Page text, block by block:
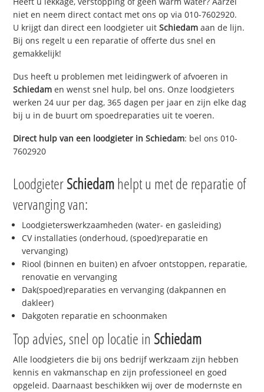
niet en neem direct contact met ons op via 010-7602920.
U krijgt dan direct een loodgieter uitSchiedam aan de lijn.
Bij ons regelt u een reparatie of offerte dus snel en
gemakkelijk!
Dus heeft u problemen met leidingwerk of afvoeren in
Schiedam en wenst snel hulp, bel ons. Onze loodgieters
werken 24 uur per dag, 365 dagen per jaar en zijn elke dag
bij u in de buurt om spoedreparaties uit te voeren.
Direct hulp van een loodgieter inSchiedam: bel ons 010-
7602920
LoodgieterSchiedamhelpt u met de reparatie of
vervanging van:
Loodgieterswerkzaamheden (water- en gasleiding)
CV installaties (onderhoud, (spoed)reparatie en
vervanging)
Riool (binnen en buiten) en afvoer ontstoppen, reparatie,
renovatie en vervanging
Dak(spoed)reparaties en vervanging (dakpannen en
dakleer)
Dakgoten reparatie en schoonmaken
Top advies, snel op locatie in Schiedam
Alle loodgieters die bij ons bedrijf werkzaam zijn hebben
kennis en vakmanschap en zijn professioneel en goed
opgeleid. Daarnaast beschikken wij over de modernste en